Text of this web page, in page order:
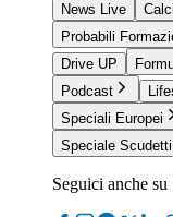
News Live
Probabili
Drive UP
Podcast
Speciali Europei
Speciale Scudetti
Seguici anche su